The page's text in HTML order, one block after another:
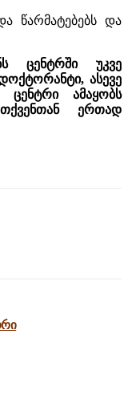
წარმატებებს და
ცენტრში უკვე
ასევე
ცენტრი ამაყობს
ერთად